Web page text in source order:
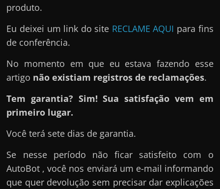
produto.
Eu deixei um link do site RECLAME AQUI para fins
de conferência.
No momento em que eu estava fazendo esse
artigo não existiam registros de reclamações.
Tem garantia? Sim! Sua satisfação vem em
primeiro lugar.
Você terá sete dias de garantia.
Se nesse período não ficar satisfeito com o
AutoBot , você nos enviará um e-mail informando
que quer devolução sem precisar dar explicações